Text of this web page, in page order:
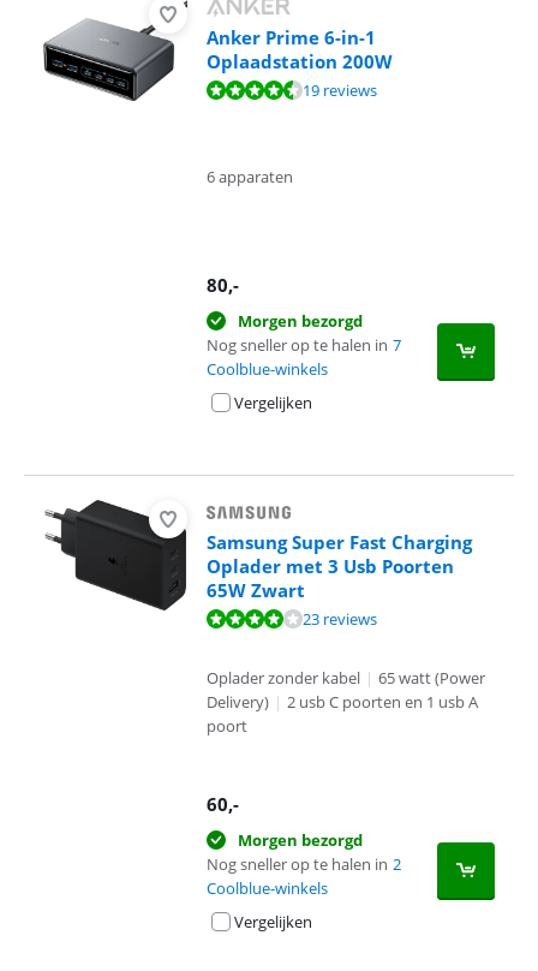
Anker Prime 6-in-1
Oplaadstation 200W
Beoordeling is 9,1 van de 10, gebaseerd op 19 reviews.
19 reviews
6 apparaten
80,-
Morgen bezorgd
Nog sneller op te halen in 7
Coolblue-winkels
Vergelijken
Samsung Super Fast Charging
Oplader met 3 Usb Poorten
65W Zwart
Beoordeling is 7,7 van de 10, gebaseerd op 23 reviews.
23 reviews
Oplader zonder kabel | 65 watt (Power
Delivery) | 2 usb C poorten en 1 usb A
poort
60,-
Morgen bezorgd
Nog sneller op te halen in 2
Coolblue-winkels
Vergelijken